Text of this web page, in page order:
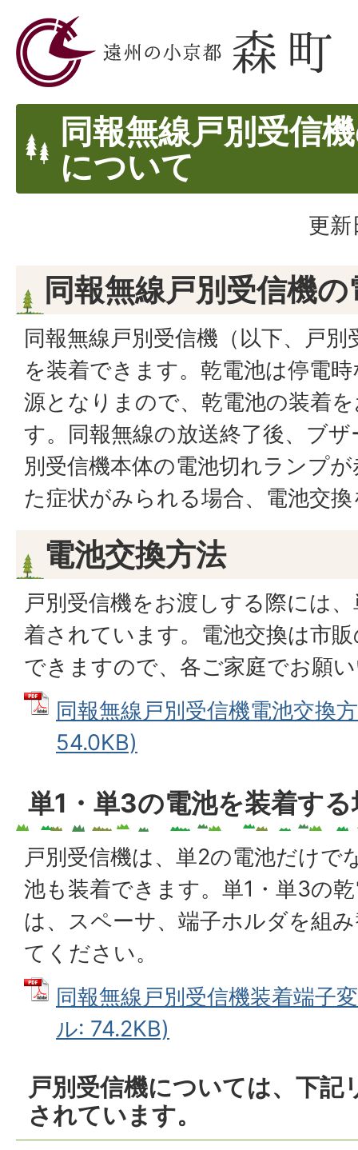
同報無線戸別受信
について
更
同報無線戸別受信機
同報無線戸別受信機（以下、戸
を装着できます。乾電池は停電
源となりまので、乾電池の装着
す。同報無線の放送終了後、ブ
別受信機本体の電池切れランプ
た症状がみられる場合、電池交
電池交換方法
戸別受信機をお渡しする際には
着されています。電池交換は市
できますので、各ご家庭でお願
同報無線戸別受信機電池交換
54.0KB)
単1・単3の電池を装着する
戸別受信機は、単2の電池だけで
池も装着できます。単1・単3の
は、スペーサ、端子ホルダを組
てください。
同報無線戸別受信機装着端子
ル: 74.2KB)
戸別受信機については、下記
されています。